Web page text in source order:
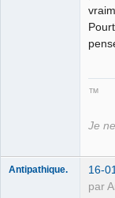
™
Je
Antipathique. 16-
par